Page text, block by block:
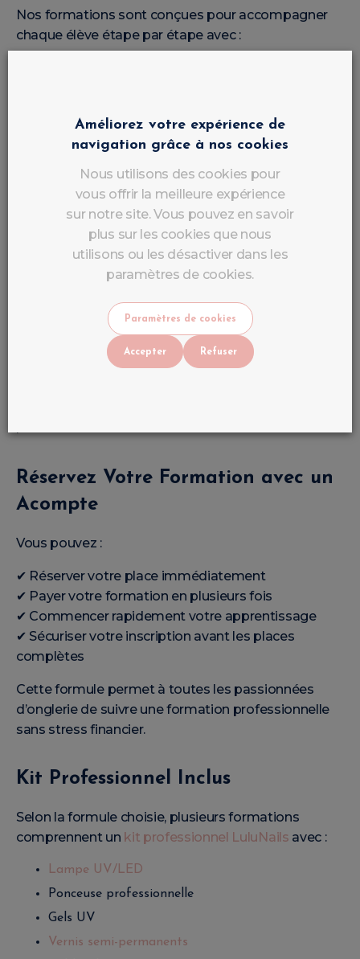
Nos formations sont conçues pour accompagner
chaque élève étape par étape avec :
✔ Suivi personnalisé
✔ Conseils professionnels
✔ Astuces salon
Vous progressez à votre rythme avec l’aide directe
de votre formatrice LuluNails.
Paiement en Plusieurs Fois avec
Chez LuluNails Belgique, nous savons qu’investir
dans une carrière peut représenter un budget
:
Réservez Votre Formation avec un
Acompte
Vous pouvez :
✔ Réserver votre place immédiatement
✔ Payer votre formation en plusieurs fois
✔ Commencer rapidement votre apprentissage
✔ Sécuriser votre inscription avant les places
complètes
Cette formule permet à toutes les passionnées
d’onglerie de suivre une formation professionnelle
sans stress financier.
Kit Professionnel Inclus
Selon la formule choisie, plusieurs formations
comprennent un kit professionnel LuluNails avec :
Lampe UV/LED
Ponceuse professionnelle
Gels UV
Vernis semi-permanents
Améliorez votre expérience de
navigation grâce à nos cookies
Nous utilisons des cookies pour
vous offrir la meilleure expérience
sur notre site. Vous pouvez en savoir
plus sur les cookies que nous
utilisons ou les désactiver dans les
paramètres de cookies.
Paramètres de cookies
Accepter Refuser